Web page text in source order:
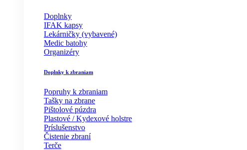
Doplnky
IFAK kapsy
Lekárničky (vybavené)
Medic batohy
Organizéry
Doplnky k zbraniam
Popruhy k zbraniam
Tašky na zbrane
Pištolové púzdra
Plastové / Kydexové holstre
Príslušenstvo
Čistenie zbraní
Terče